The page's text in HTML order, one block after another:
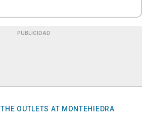
PUBLICIDAD
THE OUTLETS AT MONTEHIEDRA